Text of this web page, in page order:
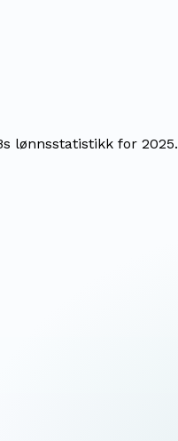
lønnsstatistikk for 2025.